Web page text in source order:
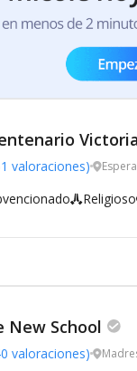
valoraciones)
Religioso
New School
valoraciones)